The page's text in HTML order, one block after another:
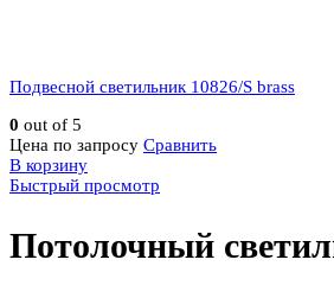
Подвесной светильник 10826/S brass
0 out of 5
Цена по запросу Сравнить
В корзину
Быстрый просмотр
Потолочный